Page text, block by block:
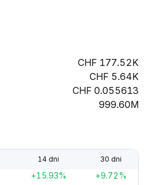
177.52K
5.64K
0.055613
999.60M
14 dni 30 dni
+15.93% +9.72%